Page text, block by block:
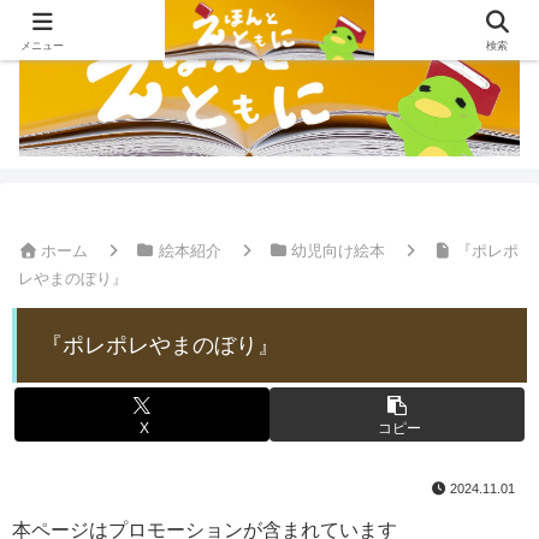
ホーム 絵本紹介 幼児向け絵本
『ポレポ
レやまのぼり』
『ポレポレやまのぼり』
X コピー
2024.11.01
本ページはプロモーションが含まれています
メニュー 検索